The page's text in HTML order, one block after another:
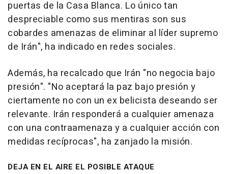
puertas de la Casa Blanca. Lo único tan
despreciable como sus mentiras son sus
cobardes amenazas de eliminar al líder supremo
de Irán", ha indicado en redes sociales.
Además, ha recalcado que Irán "no negocia bajo
presión". "No aceptará la paz bajo presión y
ciertamente no con un ex belicista deseando ser
relevante. Irán responderá a cualquier amenaza
con una contraamenaza y a cualquier acción con
medidas recíprocas", ha zanjado la misión.
DEJA EN EL AIRE EL POSIBLE ATAQUE